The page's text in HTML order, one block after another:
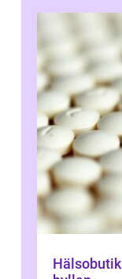
Hälsobutik mer än bara kosttillskott på